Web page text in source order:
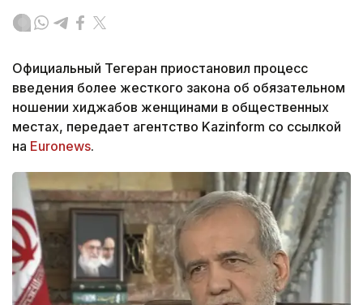
Официальный Тегеран приостановил процесс
введения более жесткого закона об обязательном
ношении хиджабов женщинами в общественных
местах, передает агентство Kazinform со ссылкой
на Euronews.